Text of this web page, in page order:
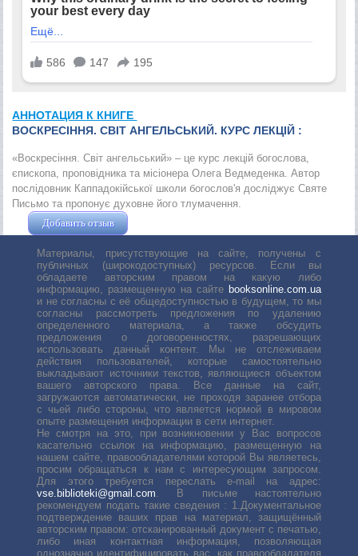
АННОТАЦИЯ К КНИГЕ
ВОСКРЕСІННЯ. СВІТ АНГЕЛЬСЬКИЙ. КУРС ЛЕКЦІЙ :
«Воскресіння. Світ ангельський» – це курс лекцій богослова,
єпископа, проповідника та місіонера Олега Ведмеденка. Автор
послідовник Каппадокійської школи богослов'я досліджує Святе
Письмо та пропонує духовне його тлумачення.
Добавить отзыв
Материалы, присутствующие на сайте, получены с
публичных (широкодоступных) ресурсов. Если вы
обладаете авторским правом на какую либо
информацию, размещенную на сайте booksonline.com.ua
и не согласны с её общедоступностью в будущем, то мы
согласны рассмотреть предложения по удалению
определенного материала, а также обсудить
предложения о договоренностях, разрешающих
использовать данный контент. Мы не отслеживаем
действия пользователей, которые самостоятельно
выкладывают источники текстов, являющиеся объектом
вашего авторского права. Все данные на сайт,
загружаются автоматически, не проходя заранее отбора
с чьей либо стороны, что является нормой в мировом
опыте размещения информации в сети интернет.
Не смотря на это, при возникновении у Вас вопросов
касательно ссылок на информацию, размещенную на
нашем сайте, правообладателями которой Вы являетесь,
просим обращаться к нам с интересующим запросом.
Для этого требуется переслать е-mail на адрес:
vse.biblioteki@gmail.com. В письме настоятельно
рекомендуем подать такие сведения : 1.Документальное
подтверждение ваших прав на материал, защищённый
авторским правом: отсканированный документ с печатью,
либо иная контактная информация, позволяющая
однозначно идентифицировать вас, как правообладателя